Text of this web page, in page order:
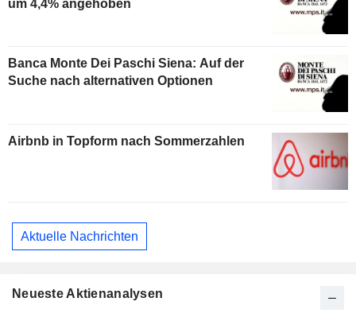
um 4,4% angehoben
Banca Monte Dei Paschi Siena: Auf der
Suche nach alternativen Optionen
Airbnb in Topform nach Sommerzahlen
Aktuelle Nachrichten
Neueste Aktienanalysen